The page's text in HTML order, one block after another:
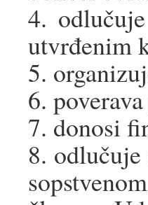
4.
utvrđenim
5.
6.
7. donosi
8.